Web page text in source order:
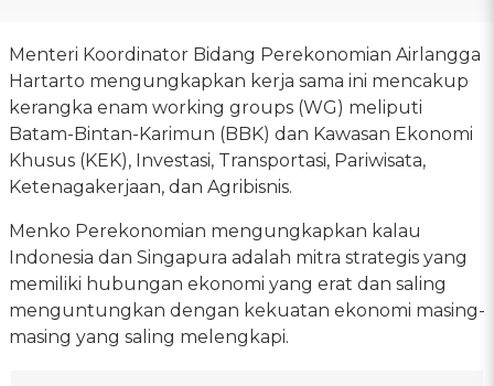
Menteri Koordinator Bidang Perekonomian Airlangga
Hartarto mengungkapkan kerja sama ini mencakup
kerangka enam working groups (WG) meliputi
Batam-Bintan-Karimun (BBK) dan Kawasan Ekonomi
Khusus (KEK), Investasi, Transportasi, Pariwisata,
Ketenagakerjaan, dan Agribisnis.
Menko Perekonomian mengungkapkan kalau
Indonesia dan Singapura adalah mitra strategis yang
memiliki hubungan ekonomi yang erat dan saling
menguntungkan dengan kekuatan ekonomi masing-
masing yang saling melengkapi.